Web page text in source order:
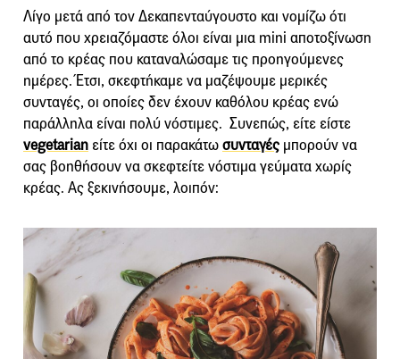
Λίγο μετά από τον Δεκαπενταύγουστο και νομίζω ότι
αυτό που χρειαζόμαστε όλοι είναι μια mini αποτοξίνωση
από το κρέας που καταναλώσαμε τις προηγούμενες
ημέρες. Έτσι, σκεφτήκαμε να μαζέψουμε μερικές
συνταγές, οι οποίες δεν έχουν καθόλου κρέας ενώ
παράλληλα είναι πολύ νόστιμες. Συνεπώς, είτε είστε
vegetarian είτε όχι οι παρακάτωσυνταγές μπορούν να
σας βοηθήσουν να σκεφτείτε νόστιμα γεύματα χωρίς
κρέας. Ας ξεκινήσουμε, λοιπόν: